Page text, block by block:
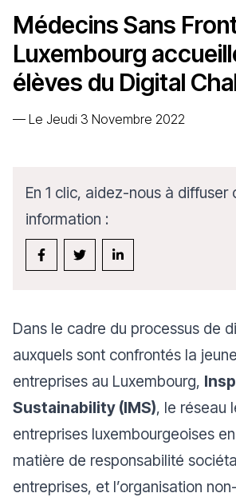
Médecins Sans
Luxembourg
élèves du Digital
— Le Jeudi 3 Novembre 2022
En 1 clic, aidez-nous à diffuser
information :
Dans le cadre du processus de
auxquels sont confrontés la
entreprises au Luxembourg,
Sustainability (IMS), le réseau
entreprises luxembourgeoises
matière de responsabilité
entreprises, et l’organisation non-